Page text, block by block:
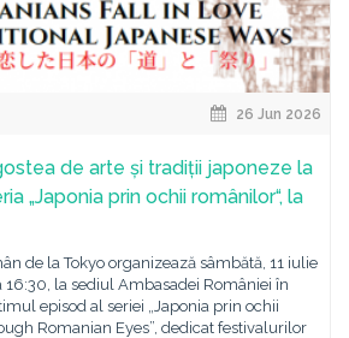
26 Jun 2026
de arte și tradiții japoneze la
„Japonia prin ochii românilor“, la
de la Tokyo organizează sâmbătă, 11 iulie
la sediul Ambasadei României în
episod al seriei „Japonia prin ochii
Romanian Eyes”, dedicat festivalurilor